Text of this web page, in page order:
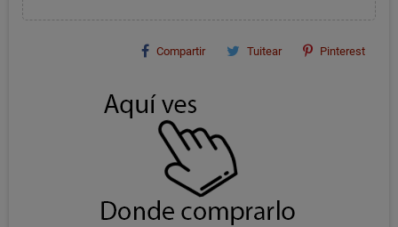
Compartir Tuitear Pinterest